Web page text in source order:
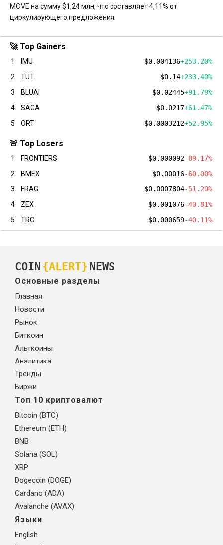
MOVE на сумму $1,24 млн, что составляет 4,11% от
циркулирующего предложения.
🚀 Top Gainers
1 IMU $0.004136+253.20%
2
TUT $0.14+233.40%
3
BLUAI $0.02445+91.79%
4
SAGA $0.0217+61.47%
5
ORT $0.0003212+52.95%
🚨 Top Losers
1 FRONTIERS $0.000092-89.17%
2
BMEX $0.00016-60.00%
3
FRAG $0.0007804-51.20%
4
ZEX $0.001076-40.81%
5
TRC $0.000659-40.11%
COIN {ALERT} NEWS
Основные разделы
Главная
Новости
Рынок
Биткоин
Альткоины
Аналитика
Тренды
Биржи
Топ 10 криптовалют
Bitcoin (BTC)
Ethereum (ETH)
BNB
Solana (SOL)
XRP
Dogecoin (DOGE)
Cardano (ADA)
Avalanche (AVAX)
Языки
English